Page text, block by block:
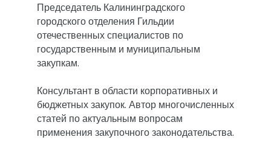
Председатель Калининградского
городского отделения Гильдии
отечественных специалистов по
государственным и муниципальным
закупкам.
Консультант в области корпоративных и
бюджетных закупок. Автор многочисленных
статей по актуальным вопросам